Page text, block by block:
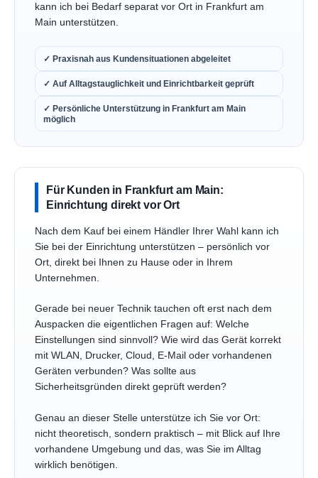
kann ich bei Bedarf separat vor Ort in Frankfurt am
Main unterstützen.
✓ Praxisnah aus Kundensituationen abgeleitet
✓ Auf Alltagstauglichkeit und Einrichtbarkeit geprüft
✓ Persönliche Unterstützung in Frankfurt am Main
möglich
Für Kunden in Frankfurt am Main:
Einrichtung direkt vor Ort
Nach dem Kauf bei einem Händler Ihrer Wahl kann ich
Sie bei der Einrichtung unterstützen – persönlich vor
Ort, direkt bei Ihnen zu Hause oder in Ihrem
Unternehmen.
Gerade bei neuer Technik tauchen oft erst nach dem
Auspacken die eigentlichen Fragen auf: Welche
Einstellungen sind sinnvoll? Wie wird das Gerät korrekt
mit WLAN, Drucker, Cloud, E-Mail oder vorhandenen
Geräten verbunden? Was sollte aus
Sicherheitsgründen direkt geprüft werden?
Genau an dieser Stelle unterstütze ich Sie vor Ort:
nicht theoretisch, sondern praktisch – mit Blick auf Ihre
vorhandene Umgebung und das, was Sie im Alltag
wirklich benötigen.